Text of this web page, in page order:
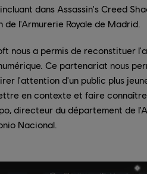
dans Assassin's Creed
l'Armurerie Royale de Madrid.
nous a permis de reconstituer
Ce partenariat nous
l'attention d'un public plus
en contexte et faire
directeur du département de
Nacional.